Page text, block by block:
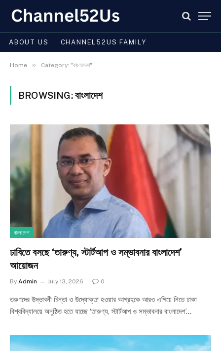
ABOUT US CHANNEL52US FAMILY
Home » Category: "বাংলাদেশ"
BROWSING:বাংলাদেশ
বাংলাদেশ
ঢাবিতে বসছে ‘তারুণ্য, স্টার্টআপ ও সম্ভাবনার বাংলাদেশ’
আয়োজন
By Admin July 13, 2026 0
তরুণদের উদ্ভাবনী চিন্তা ও উদ্যোক্তা হওয়ার আগ্রহকে আরও এগিয়ে নিতে ঢাকা
বিশ্ববিদ্যালয়ে অনুষ্ঠিত হতে যাচ্ছে ‘তারুণ্য, স্টার্টআপ ও সম্ভাবনার বাংলাদেশ’…